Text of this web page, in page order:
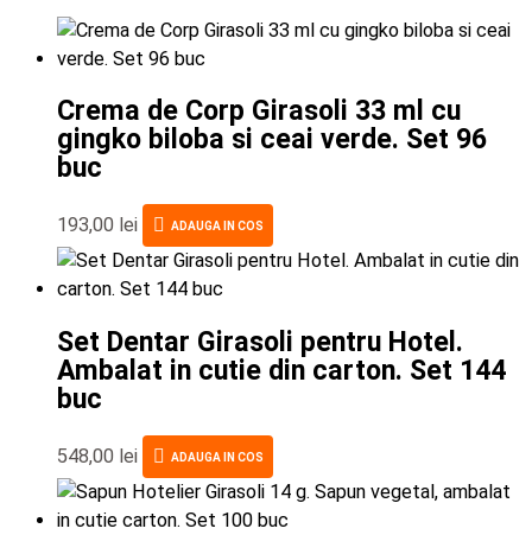
Crema de Corp Girasoli 33 ml cu
gingko biloba si ceai verde. Set 96
buc
193,00 lei ADAUGA IN COS
Set Dentar Girasoli pentru Hotel.
Ambalat in cutie din carton. Set 144
buc
548,00 lei ADAUGA IN COS